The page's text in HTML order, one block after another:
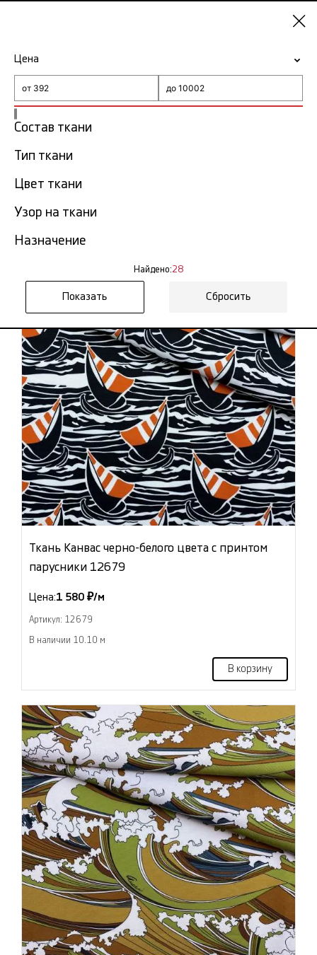
ГлавнаяТкани для верхней одежды
Ткани для верхней одежды
в Самаре
Фильтр
Показать все
Цена
Состав ткани
Тип ткани
Цвет ткани
Узор на ткани
Назначение
Найдено:28
Сбросить
Ткань Канвас черно-белого цвета с принтом
парусники 12679
Цена:1 580 ₽/м
Артикул: 12679
В наличии 10.10 м
В корзину